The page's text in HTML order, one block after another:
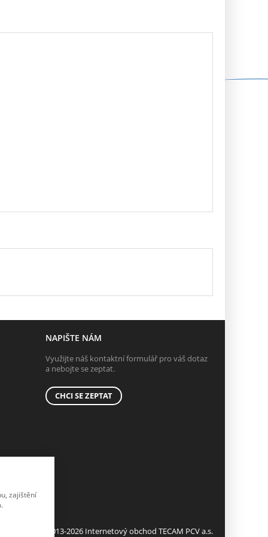
NAPIŠTE NÁM
Využijte náš kontaktní formulář pro váš dotaz
a nebojte se zeptat.
CHCI SE ZEPTAT
© 2013-2026 Internetový obchod TECAM PCV a.s.
zajištění